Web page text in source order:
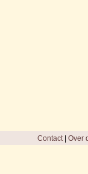
Contact| Over